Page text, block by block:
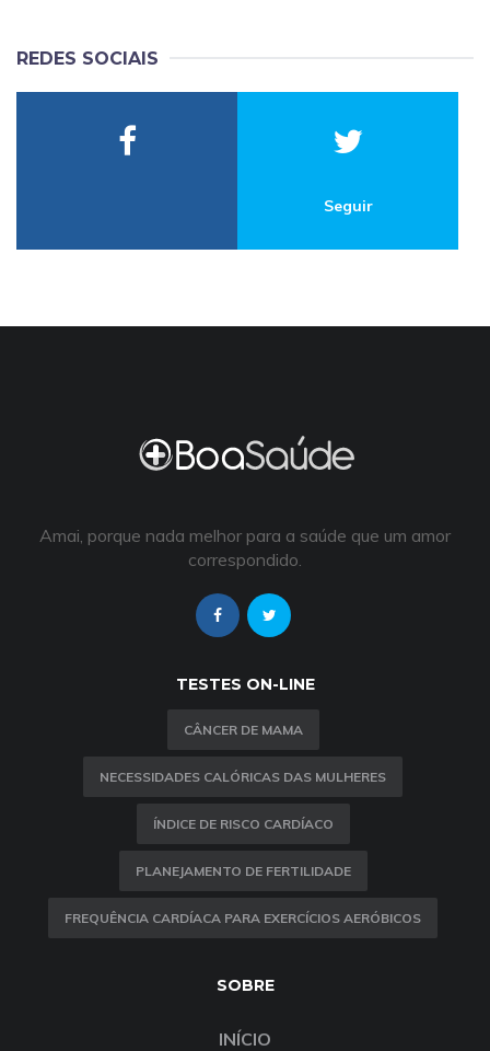
REDES SOCIAIS
Seguir
Amai, porque nada melhor para a saúde que um amor
correspondido.
TESTES ON-LINE
CÂNCER DE MAMA
NECESSIDADES CALÓRICAS DAS MULHERES
ÍNDICE DE RISCO CARDÍACO
PLANEJAMENTO DE FERTILIDADE
FREQUÊNCIA CARDÍACA PARA EXERCÍCIOS AERÓBICOS
SOBRE
INÍCIO